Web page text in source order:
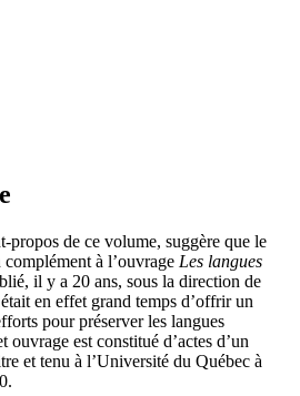
propos de ce volume, suggère que le
à l’ouvrage Les langues
il y a 20 ans, sous la direction de
en effet grand temps d’offrir un
pour préserver les langues
ouvrage est constitué d’actes d’un
et tenu à l’Université du Québec à